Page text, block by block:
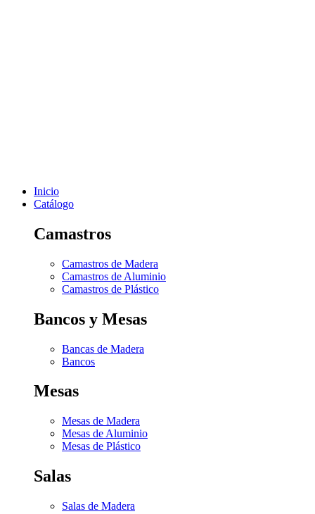
Inicio
Catálogo
Camastros
Camastros de Madera
Camastros de Aluminio
Camastros de Plástico
Bancos y Mesas
Bancas de Madera
Bancos
Mesas
Mesas de Madera
Mesas de Aluminio
Mesas de Plástico
Salas
Salas de Madera